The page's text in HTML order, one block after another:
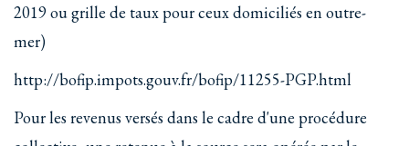
2019 ou grille de taux pour ceux domiciliés en outre-
mer)
http://bofip.impots.gouv.fr/bofip/11255-PGP.html
Pour les revenus versés dans le cadre d'une procédure